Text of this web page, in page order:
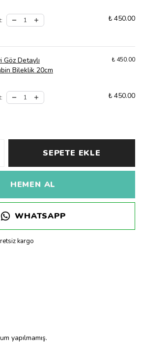
: ₺ 450.00
Göz Detaylı
Bileklik 20cm
₺ 450.00
: ₺ 450.00
SEPETE EKLE
HEMEN AL
WHATSAPP
kargo
yapılmamış.